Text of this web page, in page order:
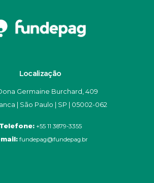
Localização
Germaine Burchard, 409
| São Paulo | SP | 05002-062
Telefone:+55 11 3879-3355
fundepag@fundepag.br